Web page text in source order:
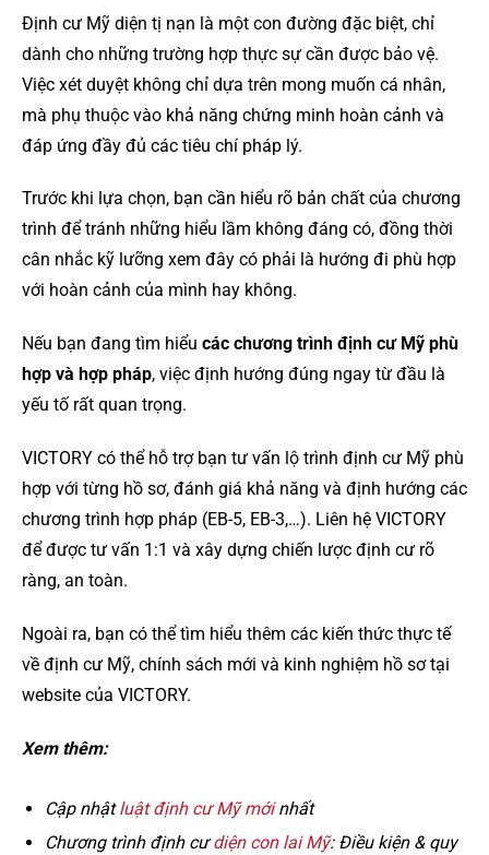
Định cư Mỹ diện tị nạn là một con đường đặc biệt, chỉ
dành cho những trường hợp thực sự cần được bảo vệ.
Việc xét duyệt không chỉ dựa trên mong muốn cá nhân,
mà phụ thuộc vào khả năng chứng minh hoàn cảnh và
đáp ứng đầy đủ các tiêu chí pháp lý.
Trước khi lựa chọn, bạn cần hiểu rõ bản chất của chương
trình để tránh những hiểu lầm không đáng có, đồng thời
cân nhắc kỹ lưỡng xem đây có phải là hướng đi phù hợp
với hoàn cảnh của mình hay không.
Nếu bạn đang tìm hiểu các chương trình định cư Mỹ phù
hợp và hợp pháp, việc định hướng đúng ngay từ đầu là
yếu tố rất quan trọng.
VICTORY có thể hỗ trợ bạn tư vấn lộ trình định cư Mỹ phù
hợp với từng hồ sơ, đánh giá khả năng và định hướng các
chương trình hợp pháp (EB-5, EB-3,…). Liên hệ VICTORY
để được tư vấn 1:1 và xây dựng chiến lược định cư rõ
ràng, an toàn.
Ngoài ra, bạn có thể tìm hiểu thêm các kiến thức thực tế
về định cư Mỹ, chính sách mới và kinh nghiệm hồ sơ tại
website của VICTORY.
Xem thêm:
Cập nhậtluật định cư Mỹ mớinhất
Chương trình định cưdiện con lai Mỹ: Điều kiện & quy